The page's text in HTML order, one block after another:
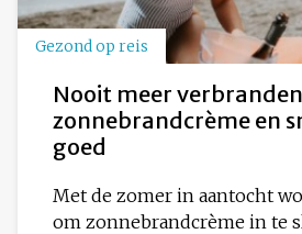
Gezond op reis
Nooit meer
zonnebrandcrème en
goed
Met de zomer in aantocht
om zonnebrandcrème in te